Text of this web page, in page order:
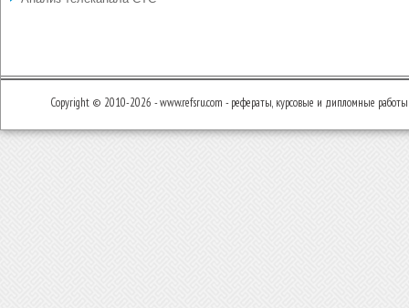
Copyright © 2010-2026 - www.refsru.com - рефераты, курсовые и дипломные работы